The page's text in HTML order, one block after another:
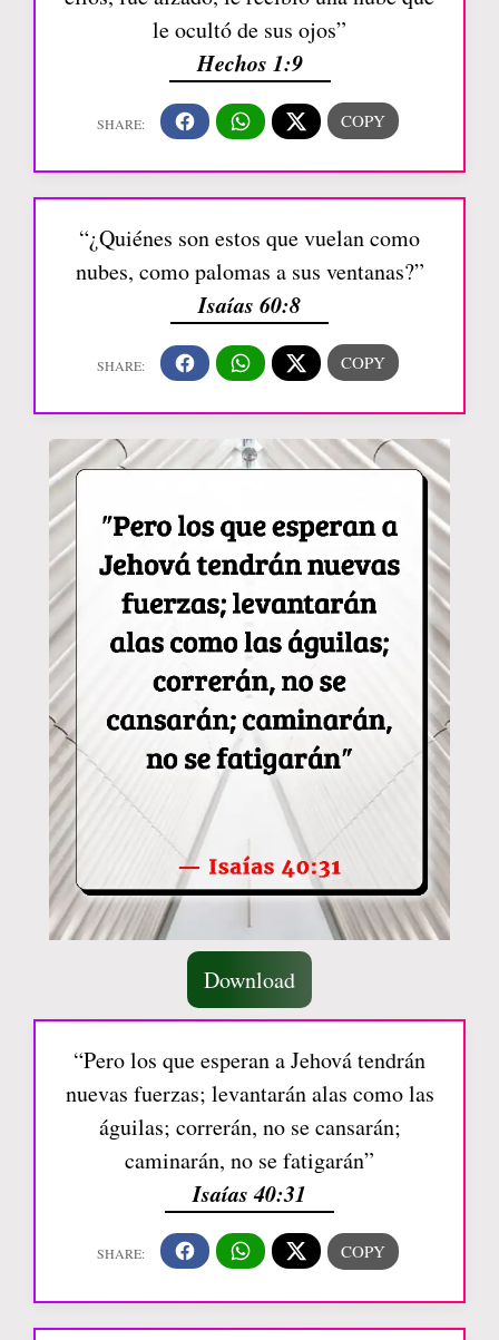
le ocultó de sus ojos”
Hechos 1:9
“¿Quiénes son estos que vuelan como
nubes, como palomas a sus ventanas?”
Isaías 60:8
Download
“Pero los que esperan a Jehová tendrán
nuevas fuerzas; levantarán alas como las
águilas; correrán, no se cansarán;
caminarán, no se fatigarán”
Isaías 40:31